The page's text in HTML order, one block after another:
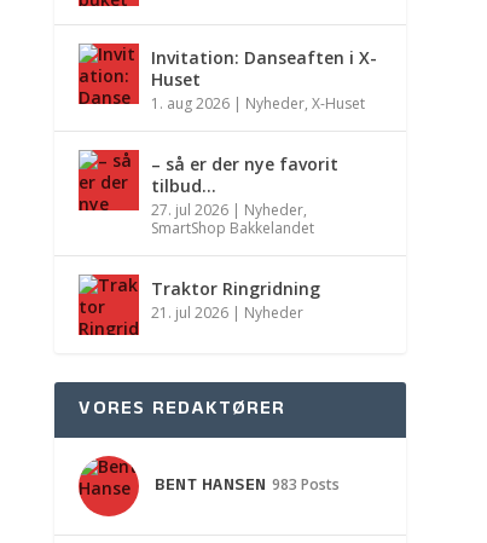
Invitation: Danseaften i X-
Huset
1. aug 2026 | Nyheder,X-Huset
– så er der nye favorit
tilbud…
27. jul 2026 | Nyheder,
SmartShop Bakkelandet
Traktor Ringridning
21. jul 2026 | Nyheder
VORES REDAKTØRER
BENT HANSEN 983 Posts